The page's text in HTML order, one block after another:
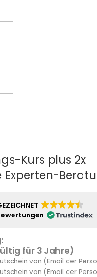
Kurs plus 2x
Experten-
für 3 Jahre)
von (Email der
von (Email der